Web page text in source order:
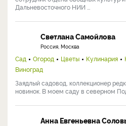
Дальневосточного НИИ ...
Светлана Самойлова
Россия, Москва
Сад Огород Цветы Кулинария
Виноград
Заядлый садовод, коллекционер
новинок. В моем саду в северном
Анна Евгеньевна